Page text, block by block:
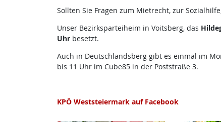
Sollten Sie Fragen zum Mietrecht, zur
Unser Bezirksparteiheim in Voitsberg, das
Uhr besetzt.
Auch in Deutschlandsberg gibt es einmal im
bis 11 Uhr im Cube85 in der Poststraße 3.
KPÖ Weststeiermark auf Facebook